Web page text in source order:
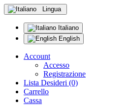
Lingua
Italiano
English
Account
Accesso
Registrazione
Lista Desideri (0)
Carrello
Cassa